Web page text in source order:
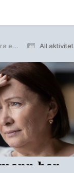
All aktivitet
Derfor kan overskrevne data hentes fra en gammel harddisk (Ekstra)